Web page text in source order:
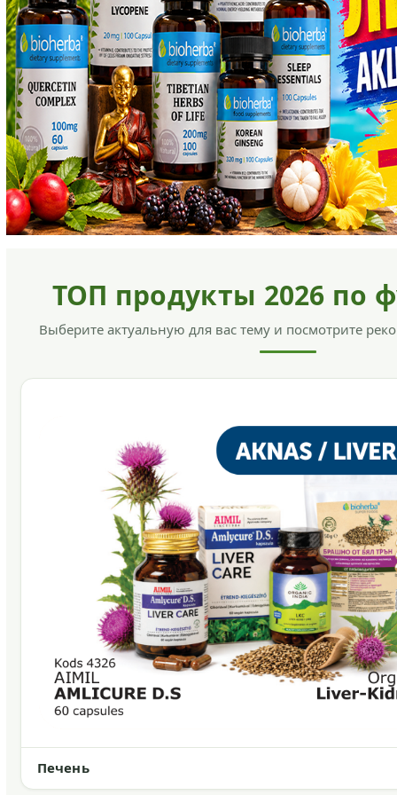
ТОП продукты 2026 по
Выберите актуальную для вас тему и посмотрите
Печень